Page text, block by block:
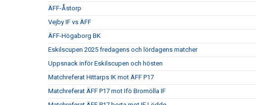
ÄFF-Åstorp
Vejby IF vs ÄFF
ÄFF-Högaborg BK
Eskilscupen 2025 fredagens och lördagens matcher
Uppsnack inför Eskilscupen och hösten
Matchreferat Hittarps IK mot ÄFF P17
Matchreferat ÄFF P17 mot Ifö Bromölla IF